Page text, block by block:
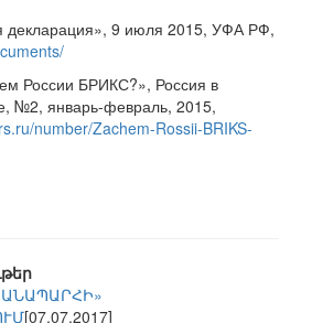
9 июля 2015, УФА РФ,
России БРИКС?», Россия в
№2, январь-февраль, 2015,
number/Zachem-Rossii-BRIKS-
[07.07.2017]